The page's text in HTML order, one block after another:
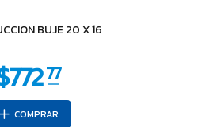
BUJE 20 X 16
COMPRAR